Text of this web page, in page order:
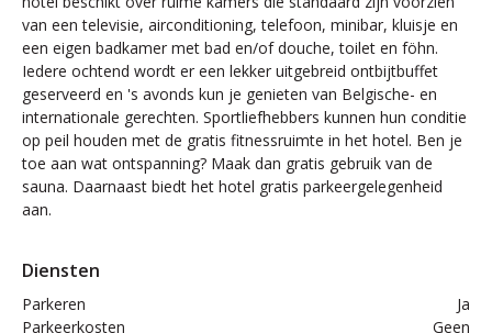
van een televisie, airconditioning, telefoon, minibar, kluisje en
een eigen badkamer met bad en/of douche, toilet en föhn.
Iedere ochtend wordt er een lekker uitgebreid ontbijtbuffet
geserveerd en 's avonds kun je genieten van Belgische- en
internationale gerechten. Sportliefhebbers kunnen hun conditie
op peil houden met de gratis fitnessruimte in het hotel. Ben je
toe aan wat ontspanning? Maak dan gratis gebruik van de
sauna. Daarnaast biedt het hotel gratis parkeergelegenheid
aan.
Diensten
Parkeren
Ja
Parkeerkosten
Geen